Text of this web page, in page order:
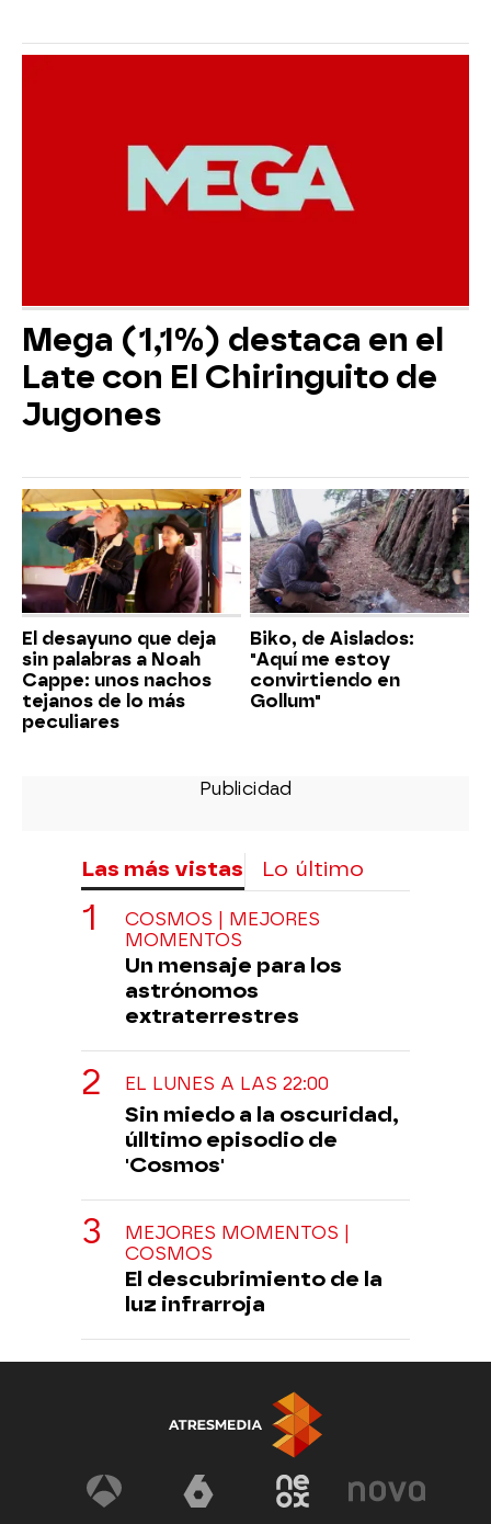
Mega (1,1%) destaca en el
Late con El Chiringuito de
Jugones
El desayuno que deja
sin palabras a Noah
Cappe: unos nachos
tejanos de lo más
peculiares
Biko, de Aislados:
"Aquí me estoy
convirtiendo en
Gollum"
Las más vistas Lo último
COSMOS | MEJORES
MOMENTOS
Un mensaje para los
astrónomos
extraterrestres
EL LUNES A LAS 22:00
Sin miedo a la oscuridad,
úlltimo episodio de
'Cosmos'
MEJORES MOMENTOS |
COSMOS
El descubrimiento de la
luz infrarroja